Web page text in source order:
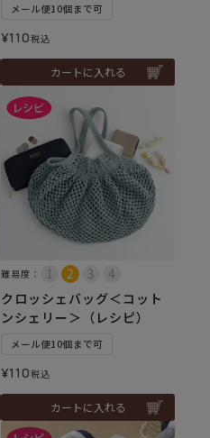
メール便10個まで可
¥110税込
カートに入れる
難易度：
クロッシェバッグ＜コット
ンシェリー＞（レシピ）
メール便10個まで可
¥110税込
カートに入れる